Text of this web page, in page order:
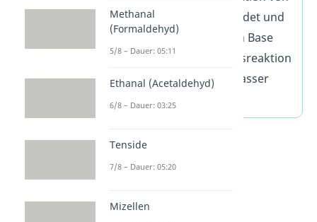
3 Komponenten stattfindet und
als Produkt die Mannich Base
entsteht. Kondensationsreaktion
bedeutet, dass dabei Wasser
abgespalten wird.
Methanal
(Formaldehyd)
5/8 – Dauer: 05:11
Ethanal (Acetaldehyd)
6/8 – Dauer: 03:25
Tenside
7/8 – Dauer: 05:20
Mizellen